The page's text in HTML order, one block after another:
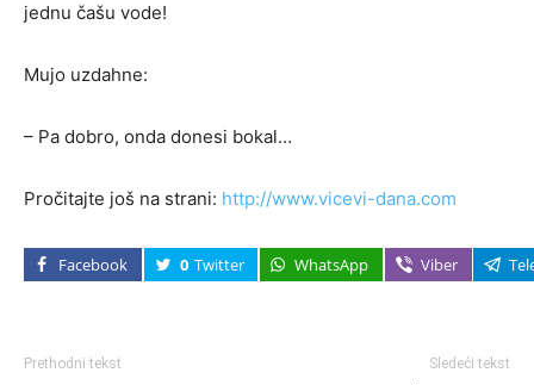
jednu čašu vode!
Mujo uzdahne:
– Pa dobro, onda donesi bokal…
Pročitajte još na strani: http://www.vicevi-dana.com
Facebook 0 Twitter WhatsApp Viber
Prethodni tekst Sledeći tekst